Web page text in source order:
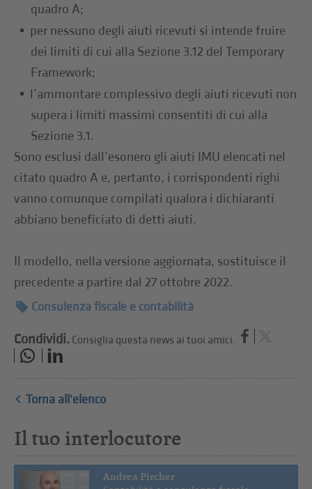
quadro A;
per nessuno degli aiuti ricevuti si intende fruire
dei limiti di cui alla Sezione 3.12 del Temporary
Framework;
l’ammontare complessivo degli aiuti ricevuti non
supera i limiti massimi consentiti di cui alla
Sezione 3.1.
Sono esclusi dall’esonero gli aiuti IMU elencati nel
citato quadro A e, pertanto, i corrispondenti righi
vanno comunque compilati qualora i dichiaranti
abbiano beneficiato di detti aiuti.
Il modello, nella versione aggiornata, sostituisce il
precedente a partire dal 27 ottobre 2022.
Consulenza fiscale e contabilità
Condividi. Consiglia questa news ai tuoi amici.
Torna all'elenco
Il tuo interlocutore
Andrea Pircher